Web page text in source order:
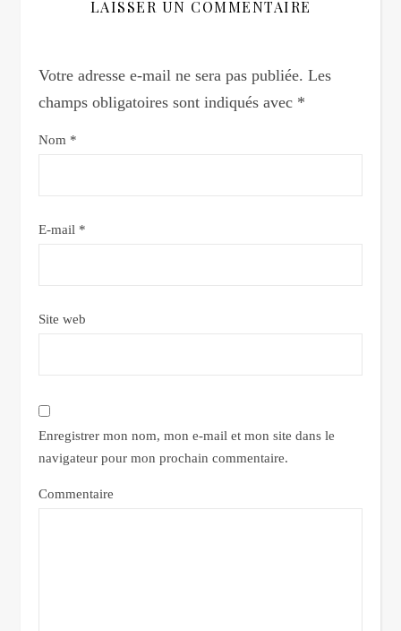
LAISSER UN COMMENTAIRE
Votre adresse e-mail ne sera pas publiée. Les
champs obligatoires sont indiqués avec *
Nom *
E-mail *
Site web
Enregistrer mon nom, mon e-mail et mon site dans le
navigateur pour mon prochain commentaire.
Commentaire